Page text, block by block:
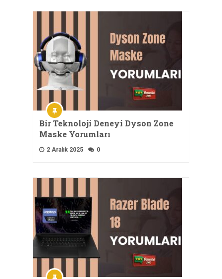
Bir Teknoloji Deneyi Dyson Zone
Maske Yorumları
2 Aralık 2025 0